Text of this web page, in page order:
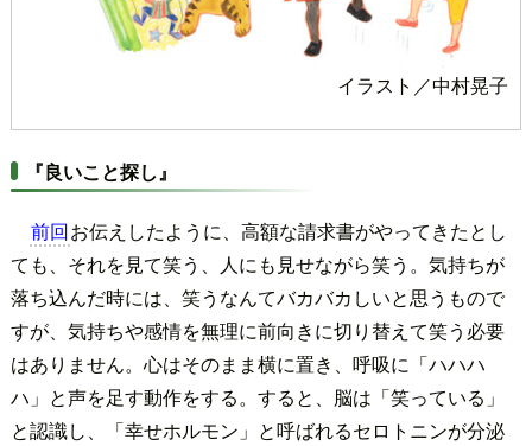
イラスト／中村晃子
『良いこと探し』
前回お伝えしたように、高額な請求書がやってきたとし
ても、それを見て笑う、人にも見せながら笑う。気持ちが
落ち込んだ時には、笑うなんてバカバカしいと思うもので
すが、気持ちや感情を無理に前向きに切り替えて笑う必要
はありません。心はそのまま横に置き、呼吸に「ハハハ
ハ」と声を足す動作をする。すると、脳は「笑っている」
と認識し、「幸せホルモン」と呼ばれるセロトニンが分泌